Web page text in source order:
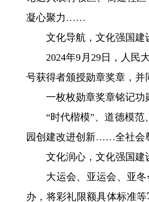
凝心聚力……
文化导航，文化强国
2024年9月29日，人民
号获得者颁授勋章奖章，
一枚枚勋章奖章铭记
“时代楷模”、道德模
园创建改进创新……全社会
文化润心，文化强国
大运会、亚运会、亚
办，将彩礼限额具体标准